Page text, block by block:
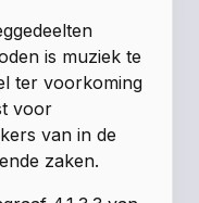
is muziek te
ter voorkoming
voor
van in de
zaken.